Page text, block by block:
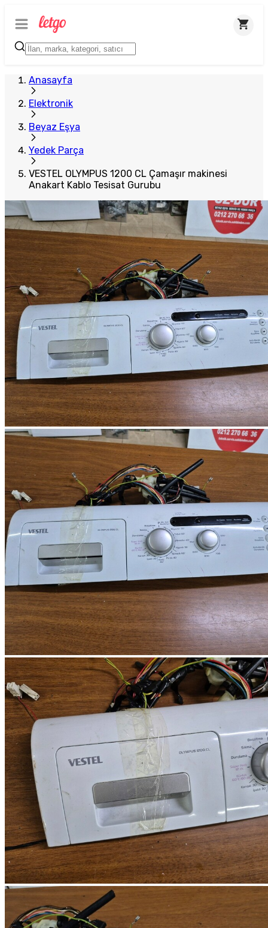
Anasayfa
Elektronik
Beyaz Eşya
Yedek Parça
VESTEL OLYMPUS 1200 CL Çamaşır makinesi
Anakart Kablo Tesisat Gurubu
Plus Satıcı